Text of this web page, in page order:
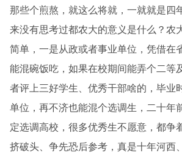
那些个煎熬，就这么将就，一就就是四
来没有思考过都农大的意义是什么？农
简单，一是从政或者事业单位，凭借在
能混碗饭吃，如果在校期间能弄个二等
者评上三好学生、优秀干部啥的，毕业
单位，再不济也能混个选调生，二十年
定选调高校，很多优秀生不愿意，都争
挤破头、争先恐后参考，真是十年河西